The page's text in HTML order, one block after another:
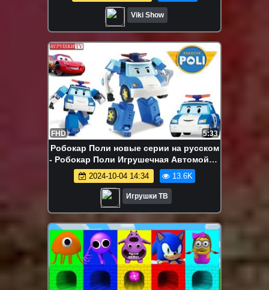
Viki Show
FHD 5:33
Робокар Поли новые серии на русском
- Робокар Поли Игрушечная Автомойка.
Robocar Poli. Игрушки ТВ.
2024-10-04 14:34 13.6K
Игрушки ТВ